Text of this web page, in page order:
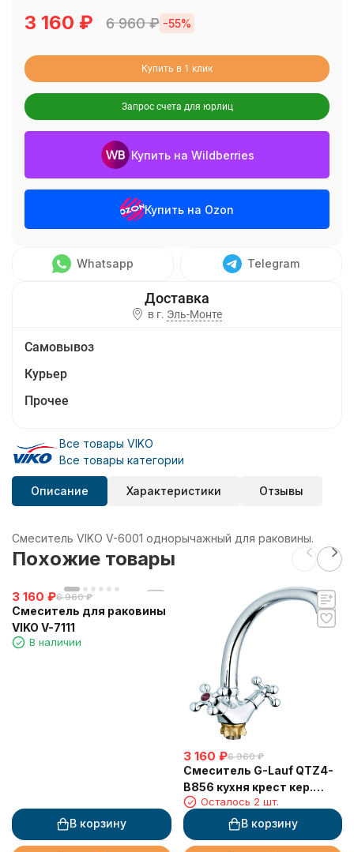
3 160 ₽ 6 960₽ -55%
Купить в 1 клик
Запрос счета для юрлиц
Купить на Wildberries
Купить на Ozon
Whatsapp Telegram
в г. Эль-Монте
Самовывоз
Курьер
Прочее
Все товары VIKO
Все товары категории
Описание Характеристики Отзывы
Смеситель VIKO V-6001 однорычажный для раковины.
Похожие товары
3 160 ₽6 960 ₽
Смеситель для раковины
VIKO V-7111
В наличии
В корзину
3 160 ₽6 960 ₽
Смеситель G-Lauf QTZ4-
B856 кухня крест кер.
(литой) с гайкой Zn
Осталось 2 шт.
В корзину